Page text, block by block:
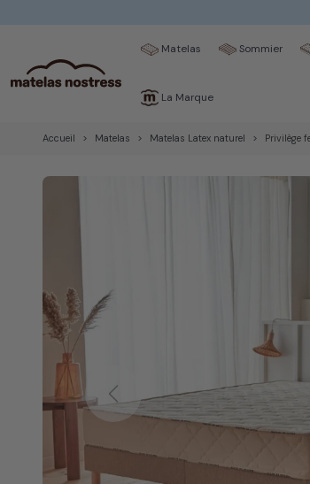
Matelas Sommier
La Marque
Accueil Matelas Matelas Latex naturel Privilège
Previous